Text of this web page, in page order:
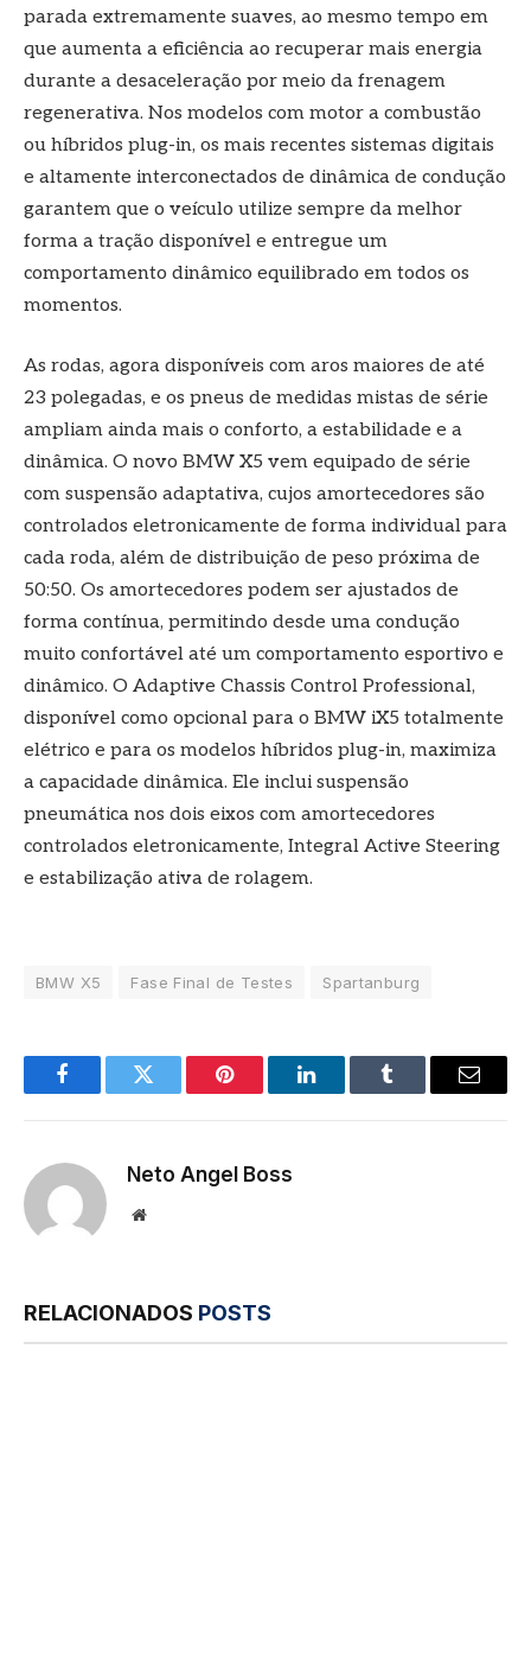
parada extremamente suaves, ao mesmo tempo em
que aumenta a eficiência ao recuperar mais energia
durante a desaceleração por meio da frenagem
regenerativa. Nos modelos com motor a combustão
ou híbridos plug-in, os mais recentes sistemas digitais
e altamente interconectados de dinâmica de condução
garantem que o veículo utilize sempre da melhor
forma a tração disponível e entregue um
comportamento dinâmico equilibrado em todos os
momentos.
As rodas, agora disponíveis com aros maiores de até
23 polegadas, e os pneus de medidas mistas de série
ampliam ainda mais o conforto, a estabilidade e a
dinâmica. O novo BMW X5 vem equipado de série
com suspensão adaptativa, cujos amortecedores são
controlados eletronicamente de forma individual para
cada roda, além de distribuição de peso próxima de
50:50. Os amortecedores podem ser ajustados de
forma contínua, permitindo desde uma condução
muito confortável até um comportamento esportivo e
dinâmico. O Adaptive Chassis Control Professional,
disponível como opcional para o BMW iX5 totalmente
elétrico e para os modelos híbridos plug-in, maximiza
a capacidade dinâmica. Ele inclui suspensão
pneumática nos dois eixos com amortecedores
controlados eletronicamente, Integral Active Steering
e estabilização ativa de rolagem.
BMW X5 Fase Final de Testes Spartanburg
FacebookTwitter Pinterest LinkedInTumblr
E-
Neto Angel Boss
Site
RELACIONADOS POSTS